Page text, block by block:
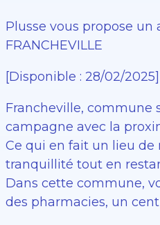
Plusse vous propose
FRANCHEVILLE
[Disponible : 28/02/2025]
Francheville, commune
campagne avec la
Ce qui en fait un lieu
tranquillité tout en
Dans cette commune,
des pharmacies, un